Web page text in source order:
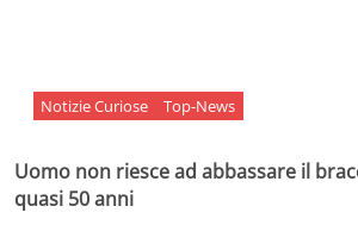
Notizie Curiose Top-News
Uomo non riesce ad abbassare il
quasi 50 anni